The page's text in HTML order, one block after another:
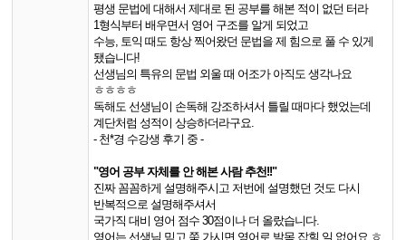
평생 문법에 대해서 제대로 된 공부를 해본 적이 없던 터라
1형식부터 배우면서 영어 구조를 알게 되었고
수능, 토익 때도 항상 찍어왔던 문법을 제 힘으로 풀 수 있게
됐습니다!
선생님의 특유의 문법 외울 때 어조가 아직도 생각나요
ㅎㅎㅎㅎ​
독해도 선생님이 손독해 강조하셔서 틀릴 때마다 했었는데
계단처럼 성적이 상승하더라구요.​
​- 천*경 수강생 후기 중 -
"영어 공부 자체를 안 해본 사람 추천!!"
진짜 꼼꼼하게 설명해주시고 저번에 설명했던 것도 다시
반복적으로 설명해주셔서
국가직 대비 영어 점수 30점이나 더 올랐습니다.
영어는 선생님 믿고 쭉 가시면 영어로 발목 잡힐 일 없어요 ㅎ